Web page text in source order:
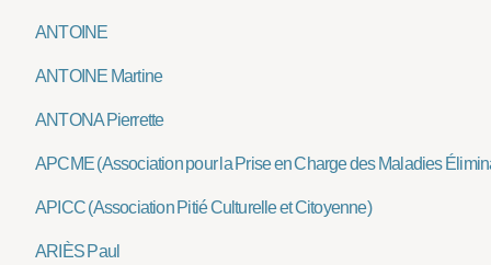
ANTOINE
ANTOINE Martine
ANTONA Pierrette
APCME (Association pour la Prise en Charge des Maladies
APICC (Association Pitié Culturelle et Citoyenne)
ARIÈS Paul